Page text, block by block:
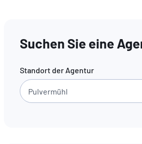
Suchen Sie eine
Standort der Agentur